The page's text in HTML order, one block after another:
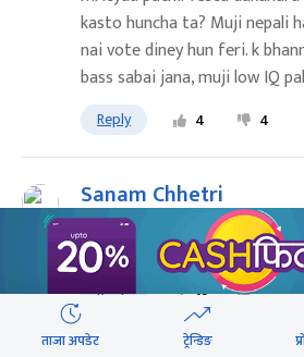
kasto huncha ta? Muji nepali
nai vote diney hun feri. k
bass sabai jana, muji low IQ
Reply 4 4
Sanam Chhetri
२०७८ चैत २४ गते २०:४७
यस्ता स्वाँठ हत्यारा, ठग, डन, गुण्डाहरु
Reply 13
ताजा अपडेट ट्रेन्डिङ